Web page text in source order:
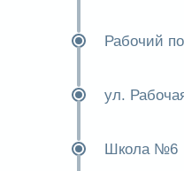
Рабочий
ул.
Школа №6